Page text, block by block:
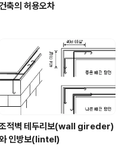
축의 허용오차
적벽 테두리보(wall gireder)
인방보(lintel)